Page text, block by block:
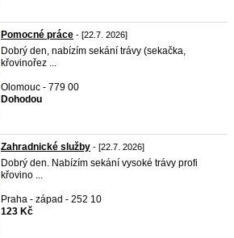
Pomocné práce - [22.7. 2026]
Dobrý den, nabízím sekání trávy (sekačka,
křovinořez ...
Olomouc - 779 00
Dohodou
Zahradnické služby - [22.7. 2026]
Dobrý den. Nabízím sekání vysoké trávy profi
křovino ...
Praha - západ - 252 10
123 Kč